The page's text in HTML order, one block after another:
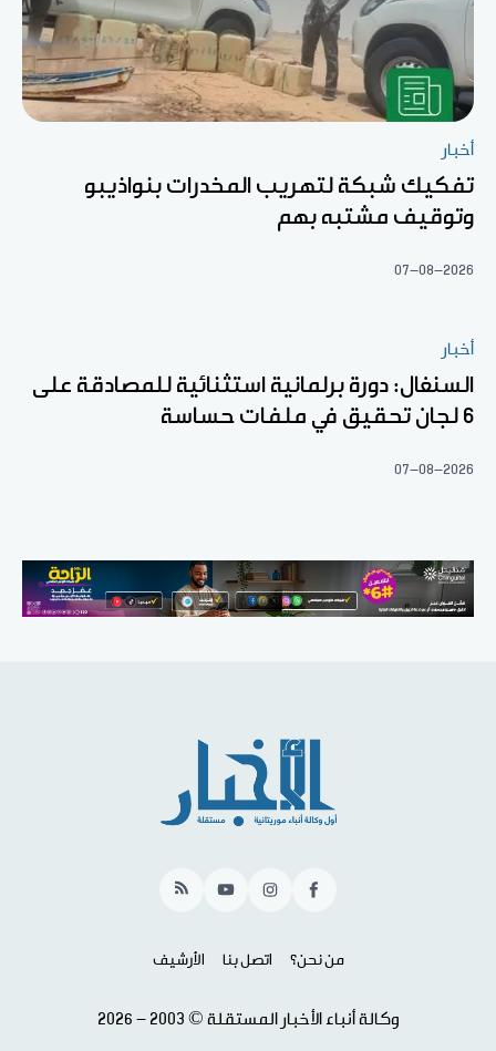
أخبار
تفكيك شبكة لتهريب المخدرات بنواذيبو
وتوقيف مشتبه بهم
07-08-2026
أخبار
السنغال: دورة برلمانية استثنائية للمصادقة على
6 لجان تحقيق في ملفات حساسة
07-08-2026
Facebook
Instagram
YouTube
RSS
من نحن؟ اتصل بنا الأرشيف
وكالة أنباء الأخبار المستقلة © 2003 - 2026